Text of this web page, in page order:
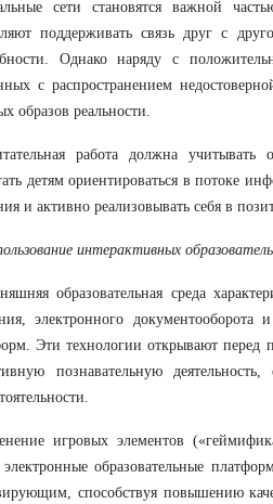
сети становятся важной
поддерживать связь друг с
Однако наряду с
с распространением
образов реальности.
работа должна
детям ориентироваться в потоке
и активно реализовывать себя в
интерактивных
образовательная среда
электронного документооборота
Эти технологии открывают перед
познавательную
игровых элементов
электронные образовательные
способствуя повышению